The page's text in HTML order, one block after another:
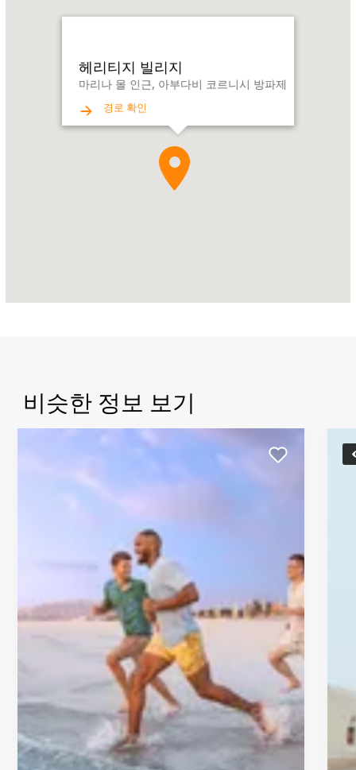
헤리티지 빌리지
마리나 몰 인근, 아부다비 코르니시 방파제
경로 확인
비슷한 정보 보기